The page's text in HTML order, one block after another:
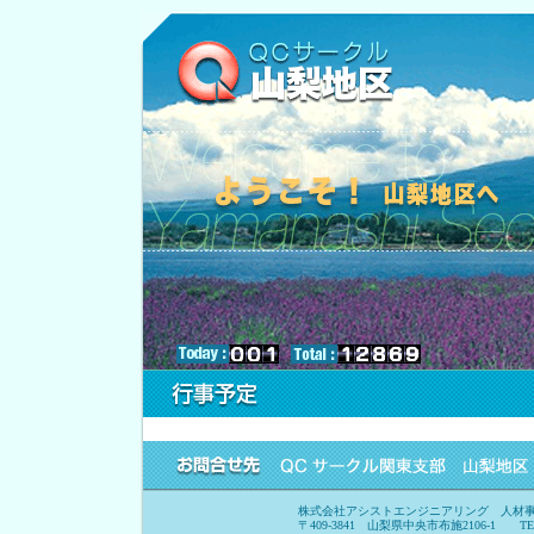
株式会社アシストエンジニアリング 人材
〒409-3841 山梨県中央市布施2106-1 TEL.